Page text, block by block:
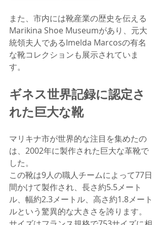
また、市内には靴産業の歴史を伝える
Marikina Shoe Museumがあり、元大
統領夫人であるImelda Marcosの有名
な靴コレクションも展示されていま
す。
ギネス世界記録に認定さ
れた巨大な靴
マリキナ市が世界的な注目を集めたの
は、2002年に製作された巨大な革靴で
した。
この靴は9人の職人チームによって77日
間かけて製作され、長さ約5.5メート
ル、幅約2.3メートル、高さ約1.8メート
ルという驚異的な大きさを誇ります。